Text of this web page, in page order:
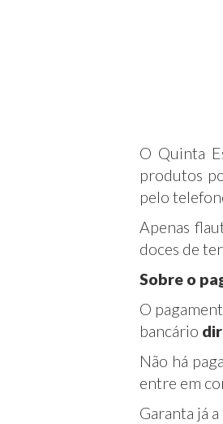
O Quinta
produtos
pelo
Apenas
doces de
Sobre o
O
bancário
Não há
entre em
Garanta já